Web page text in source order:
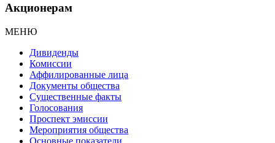
Акционерам
МЕНЮ
Дивиденды
Комиссии
Аффилированные лица
Документы общества
Существенные факты
Голосования
Проспект эмиссии
Мероприятия общества
Основные показатели